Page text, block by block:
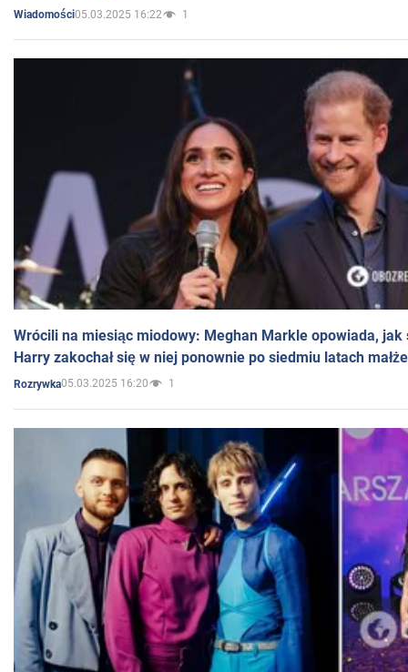
Wiadomości05.03.2025 16:22 1
Wrócili na miesiąc miodowy: Meghan Markle opowiada, jak
Harry zakochał się w niej ponownie po siedmiu latach
Rozrywka05.03.2025 16:20 1